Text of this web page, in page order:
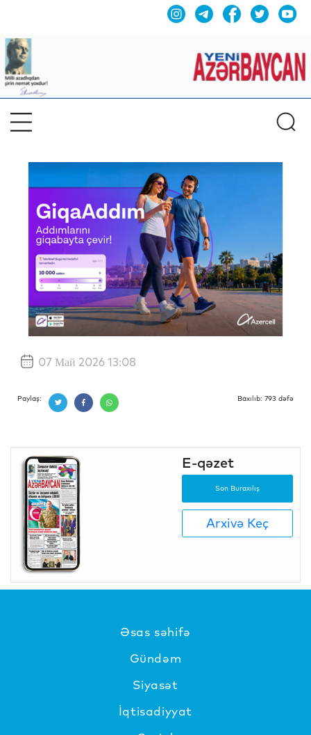
07 Май 2026 13:08
Paylaş: Baxılıb: 793 dəfə
E-qəzet
Son Buraxılış
Arxivə Keç
Əsas səhifə
Gündəm
Siyasət
İqtisadiyyat